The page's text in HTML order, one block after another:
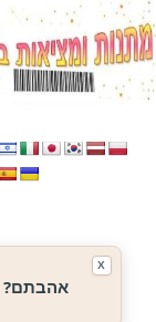
אהבתם?
X